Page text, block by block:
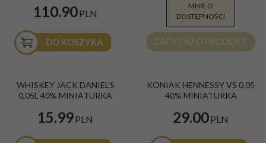
110.90PLN
DO KOSZYKA
154.91PLN
ZAPYTAJ O PRODUKT
MNIE O
DOSTĘPNOŚCI
WHISKEY JACK DANIEL'S
0,05L 40% MINIATURKA
15.99PLN
KONIAK HENNESSY VS 0,05
40% MINIATURKA
29.00PLN